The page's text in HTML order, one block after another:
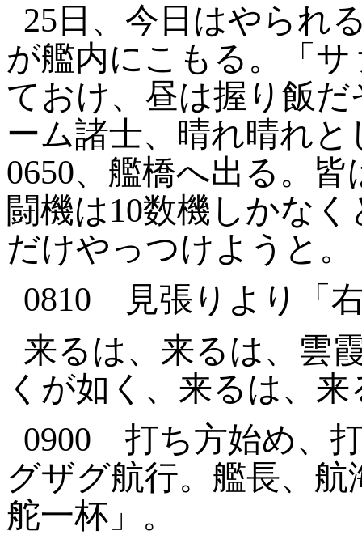
25 日、今日はやられ
が艦内にこもる。「
ておけ、昼は握り飯
ーム諸士、晴れ晴れと
0650、艦橋へ出る。
闘機は10数機しかなく
だけやっつけようと。
0810
見張りより「
来るは、来るは、雲
くが如く、来るは、来
0900
打ち方始め、
グザグ航行。艦長、
舵一杯」。